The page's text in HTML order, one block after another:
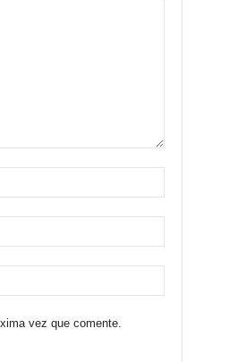
vez que comente.